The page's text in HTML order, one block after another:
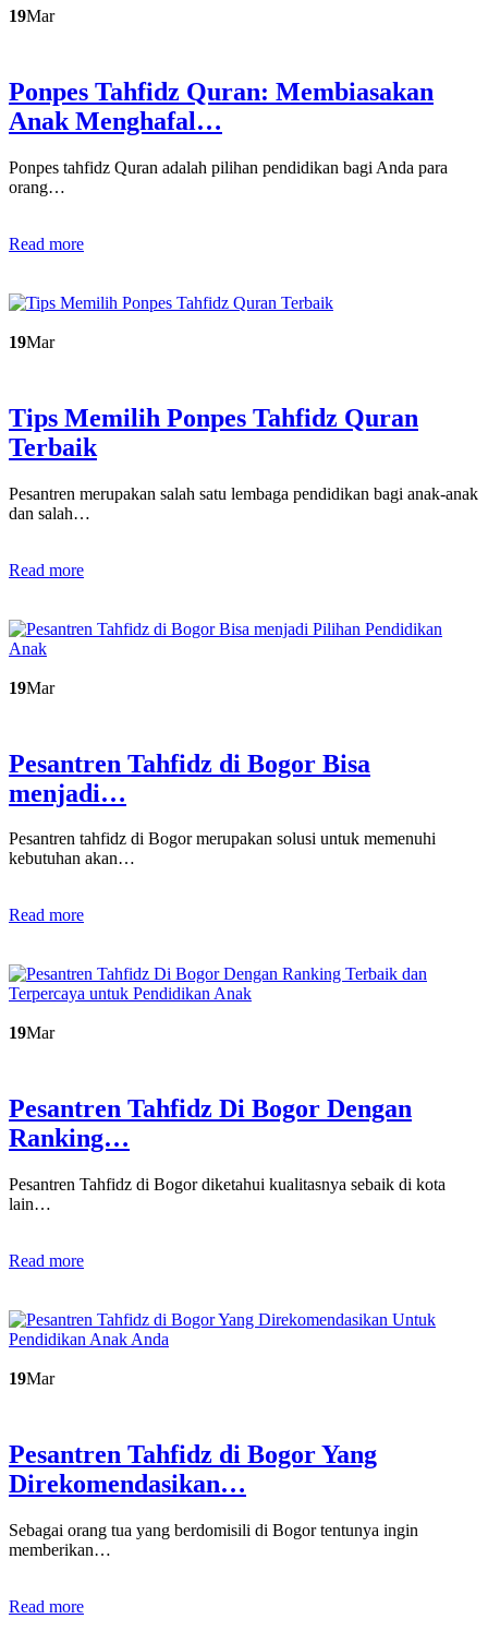
19Mar
Ponpes Tahfidz Quran: Membiasakan
Anak Menghafal…
Ponpes tahfidz Quran adalah pilihan pendidikan bagi Anda para
orang…
Read more
19Mar
Tips Memilih Ponpes Tahfidz Quran
Terbaik
Pesantren merupakan salah satu lembaga pendidikan bagi anak-anak
dan salah…
Read more
19Mar
Pesantren Tahfidz di Bogor Bisa
menjadi…
Pesantren tahfidz di Bogor merupakan solusi untuk memenuhi
kebutuhan akan…
Read more
19Mar
Pesantren Tahfidz Di Bogor Dengan
Ranking…
Pesantren Tahfidz di Bogor diketahui kualitasnya sebaik di kota
lain…
Read more
19Mar
Pesantren Tahfidz di Bogor Yang
Direkomendasikan…
Sebagai orang tua yang berdomisili di Bogor tentunya ingin
memberikan…
Read more